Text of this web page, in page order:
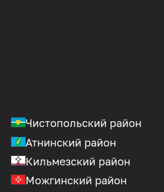
Чистопольский район
Атнинский район
Кильмезский район
Можгинский район